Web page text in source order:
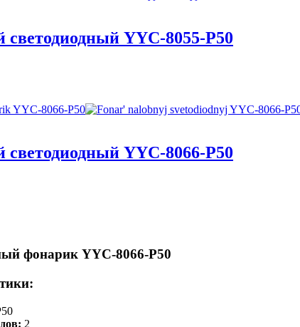
YYC-8055-P50
YYC-8066-P50
фонарик YYC-8066-P50
2